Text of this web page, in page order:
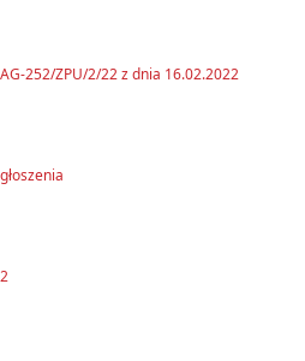
252/ZPU/2/22 z dnia 16.02.2022